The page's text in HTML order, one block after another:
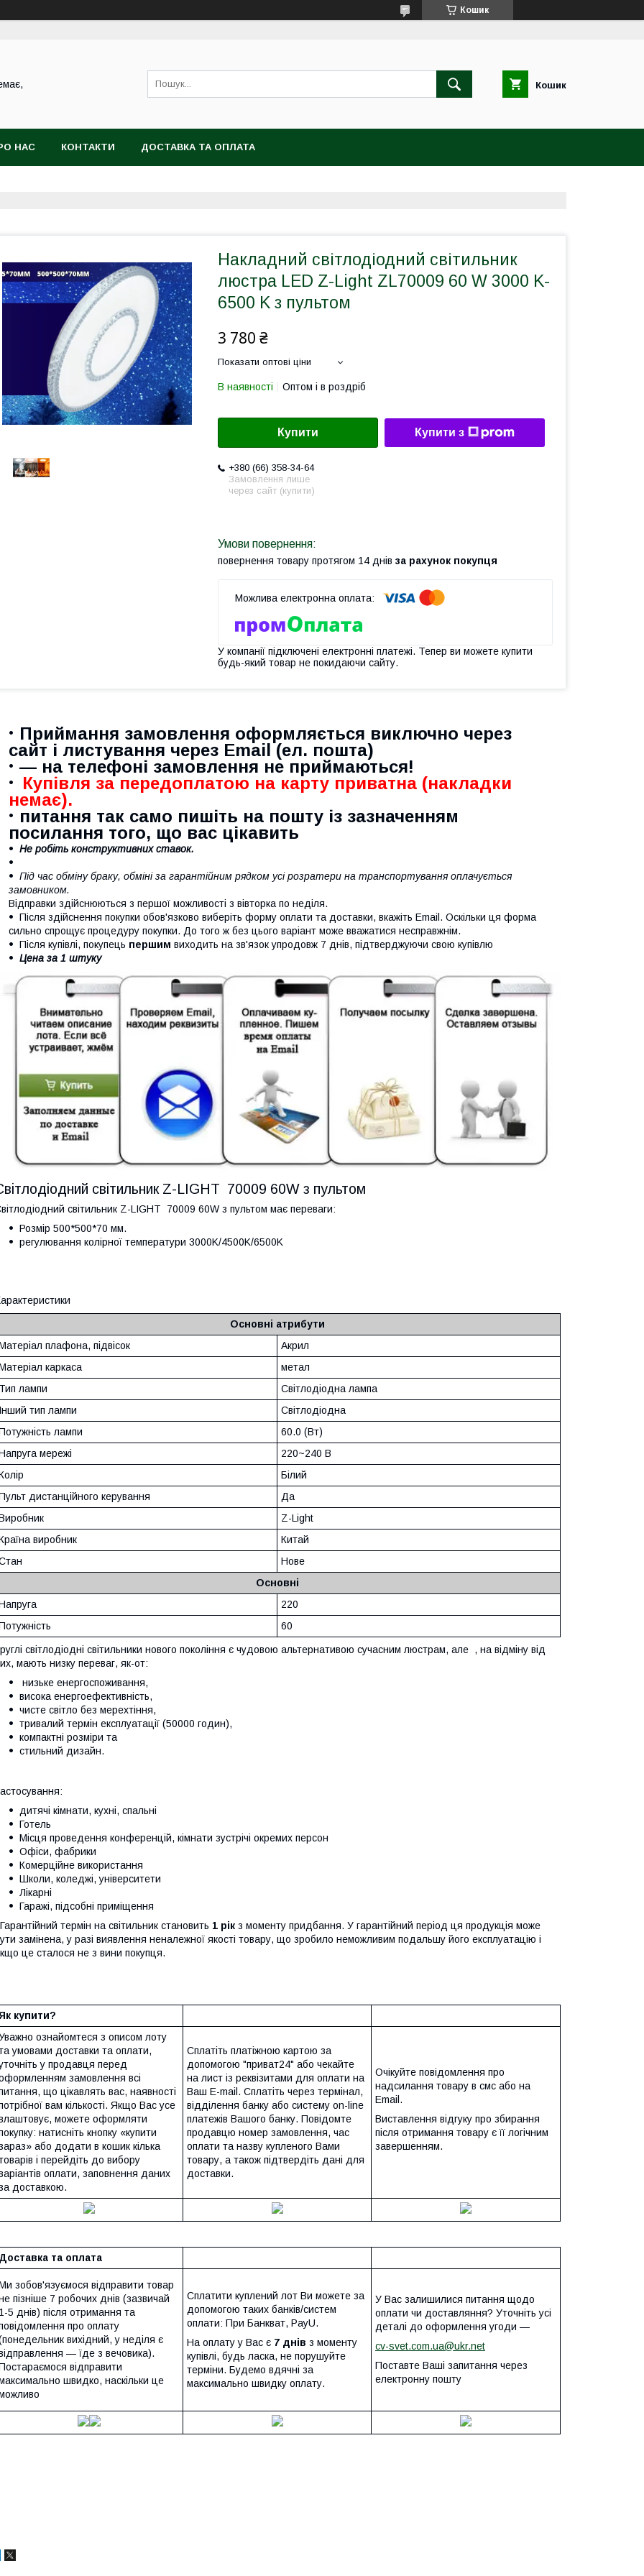
Кошик
Кошик
НАС КОНТАКТИ ДОСТАВКА ТА ОПЛАТА
Накладний світлодіодний світильник
люстра LED Z-Light ZL70009 60 W 3000 K-
6500 K з пультом
3 780 ₴
Показати оптові ціни
В наявності Оптом і в роздріб
Купити Купити з
+380 (66) 358-34-64
Замовлення лише
через сайт (купити)
повернення товару протягом 14 днів за рахунок покупця
У компанії підключені електронні платежі. Тепер ви можете купити
будь-який товар не покидаючи сайту.
Приймання замовлення оформляється виключно через
сайт і листування через Email (ел. пошта)
— на телефоні замовлення не приймаються!
Купівля за передоплатою на карту приватна (накладки
немає).
питання так само пишіть на пошту із зазначенням
посилання того, що вас цікавить
Не робіть конструктивних ставок.
Під час обміну браку, обміні за гарантійним рядком усі розратери на транспортування оплачується
замовником.
Відправки здійснюються з першої можливості з вівторка по неділя.
Після здійснення покупки обов'язково виберіть форму оплати та доставки, вкажіть Email. Оскільки ця форма
сильно спрощує процедуру покупки. До того ж без цього варіант може вважатися несправжнім.
Після купівлі, покупець першим виходить на зв'язок упродовж 7 днів, підтверджуючи свою купівлю
Цена за 1 штуку
світильник Z-LIGHT 70009 60W з пультом
світильник Z-LIGHT 70009 60W з пультом має переваги:
Розмір 500*500*70 мм.
регулювання колірної температури 3000K/4500K/6500K
Основні атрибути
плафона, підвісок
Акрил
каркаса
метал
лампи
Світлодіодна лампа
тип лампи
Світлодіодна
лампи
60.0 (Вт)
мережі
220~240 В
Білий
дистанційного керування
Да
Z-Light
виробник
Китай
Нове
Основні
220
60
світлодіодні світильники нового покоління є чудовою альтернативою сучасним люстрам, але , на відміну від
мають низку переваг, як-от:
низьке енергоспоживання,
висока енергоефективність,
чисте світло без мерехтіння,
тривалий термін експлуатації (50000 годин),
компактні розміри та
стильний дизайн.
дитячі кімнати, кухні, спальні
Готель
Місця проведення конференцій, кімнати зустрічі окремих персон
Офіси, фабрики
Комерційне використання
Школи, коледжі, університети
Лікарні
Гаражі, підсобні приміщення
термін на світильник становить 1 рік з моменту придбання. У гарантійний період ця продукція може
замінена, у разі виявлення неналежної якості товару, що зробило неможливим подальшу його експлуатацію і
це сталося не з вини покупця.
купити?
ознайомтеся з описом лоту
умовами доставки та оплати,
у продавця перед
замовлення всі
що цікавлять вас, наявності
вам кількості. Якщо Вас усе
можете оформляти
натисніть кнопку «купити
або додати в кошик кілька
і перейдіть до вибору
оплати, заповнення даних
доставкою.
Сплатіть платіжною картою за
допомогою "приват24" або чекайте
на лист із реквізитами для оплати на
Ваш E-mail. Сплатіть через термінал,
відділення банку або систему on-line
платежів Вашого банку. Повідомте
продавцю номер замовлення, час
оплати та назву купленого Вами
товару, а також підтвердіть дані для
доставки.
Очікуйте повідомлення про
надсилання товару в смс або на
Email.
Виставлення відгуку про збирання
після отримання товару є її логічним
завершенням.
та оплата
зобов'язуємося відправити товар
пізніше 7 робочих днів (зазвичай
5 днів) після отримання та
про оплату
вихідний, у неділя є
— їде з вечовика).
відправити
швидко, наскільки це
Сплатити куплений лот Ви можете за
допомогою таких банків/систем
оплати: При Банкват, PayU.
На оплату у Вас є 7 днів з моменту
купівлі, будь ласка, не порушуйте
терміни. Будемо вдячні за
максимально швидку оплату.
У Вас залишилися питання щодо
оплати чи доставляння? Уточніть усі
деталі до оформлення угоди —
cv-svet.com.ua@ukr.net
Поставте Ваші запитання через
електронну пошту